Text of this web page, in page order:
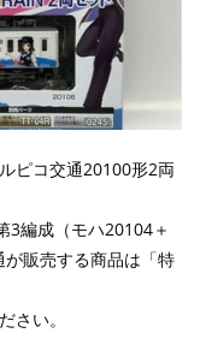
ピコ交通20100形2両
3編成（モハ20104＋
販売する商品は「特
さい。